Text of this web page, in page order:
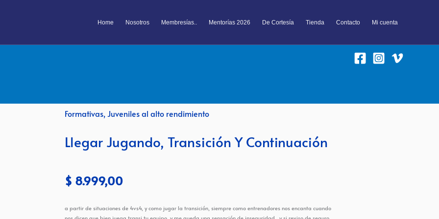
Home Nosotros Membresías.. Mentorías 2026 De Cortesía Tienda Contacto Mi cuenta
Formativas, Juveniles al alto rendimiento
Llegar Jugando, Transición Y Continuación
$ 8.999,00
a partir de situaciones de 4vs4, y como jugar la transición, siempre como entrenadores nos encanta cuando